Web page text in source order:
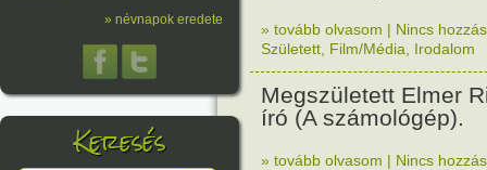
» névnapok eredete
Keresés
» tovább olvasom | Nincs
Született Film/Média Irodalom
Megszületett Elmer
író (A számológép).
» tovább olvasom | Nincs